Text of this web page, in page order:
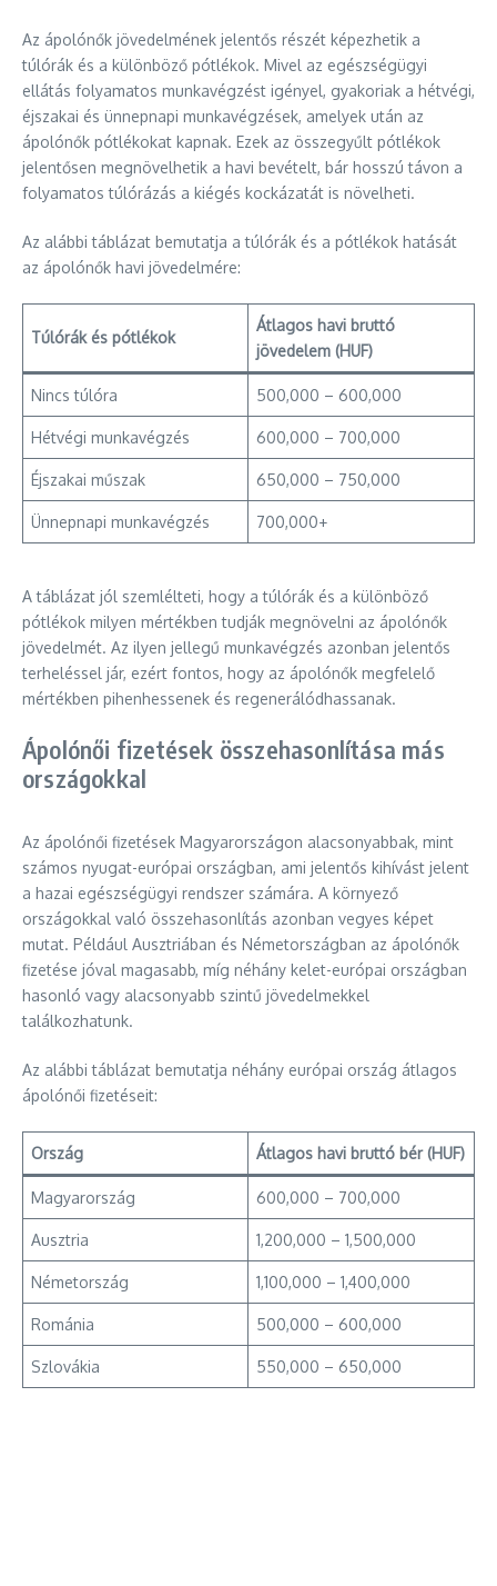
Az ápolónők jövedelmének jelentős részét képezhetik a
túlórák és a különböző pótlékok. Mivel az egészségügyi
ellátás folyamatos munkavégzést igényel, gyakoriak a hétvégi,
éjszakai és ünnepnapi munkavégzések, amelyek után az
ápolónők pótlékokat kapnak. Ezek az összegyűlt pótlékok
jelentősen megnövelhetik a havi bevételt, bár hosszú távon a
folyamatos túlórázás a kiégés kockázatát is növelheti.
Az alábbi táblázat bemutatja a túlórák és a pótlékok hatását
az ápolónők havi jövedelmére:
Túlórák és pótlékok
Átlagos havi bruttó
jövedelem (HUF)
Nincs túlóra 500,000 – 600,000
Hétvégi munkavégzés 600,000 – 700,000
Éjszakai műszak 650,000 – 750,000
Ünnepnapi munkavégzés 700,000+
A táblázat jól szemlélteti, hogy a túlórák és a különböző
pótlékok milyen mértékben tudják megnövelni az ápolónők
jövedelmét. Az ilyen jellegű munkavégzés azonban jelentős
terheléssel jár, ezért fontos, hogy az ápolónők megfelelő
mértékben pihenhessenek és regenerálódhassanak.
Ápolónői fizetések összehasonlítása más
országokkal
Az ápolónői fizetések Magyarországon alacsonyabbak, mint
számos nyugat-európai országban, ami jelentős kihívást jelent
a hazai egészségügyi rendszer számára. A környező
országokkal való összehasonlítás azonban vegyes képet
mutat. Például Ausztriában és Németországban az ápolónők
fizetése jóval magasabb, míg néhány kelet-európai országban
hasonló vagy alacsonyabb szintű jövedelmekkel
találkozhatunk.
Az alábbi táblázat bemutatja néhány európai ország átlagos
ápolónői fizetéseit:
Ország Átlagos havi bruttó bér (HUF)
Magyarország 600,000 – 700,000
Ausztria 1,200,000 – 1,500,000
Németország 1,100,000 – 1,400,000
Románia 500,000 – 600,000
Szlovákia 550,000 – 650,000